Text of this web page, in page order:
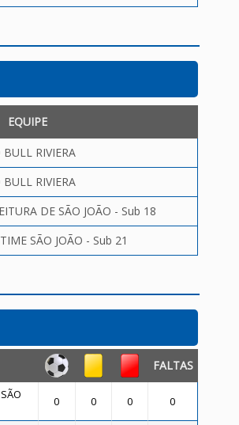
EQUIPE
BULL RIVIERA
BULL RIVIERA
DE SÃO JOÃO - Sub 18
SÃO JOÃO - Sub 21
FALTAS
0 0 0 0